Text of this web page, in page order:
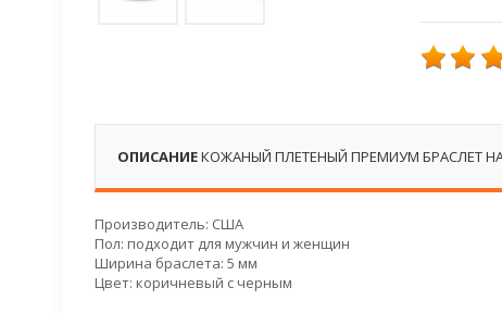
ОПИСАНИЕКОЖАНЫЙ ПЛЕТЕНЫЙ ПРЕМИУМ БРАСЛЕТ
Производитель: США
Пол: подходит для мужчин и женщин
Ширина браслета: 5 мм
Цвет: коричневый с черным